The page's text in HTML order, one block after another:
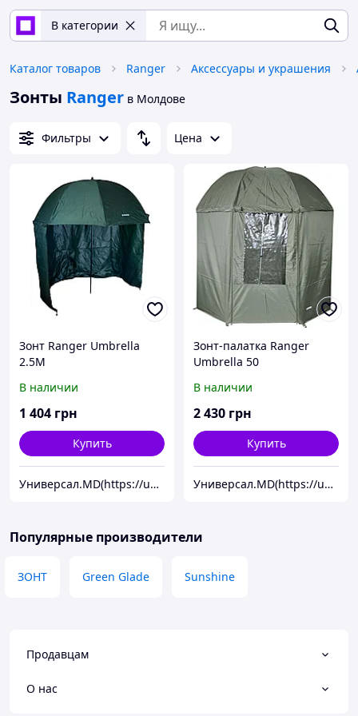
В категории
Каталог товаров Ranger Аксессуары и украшения
Зонты Ranger в Молдове
Фильтры Цена
Зонт Ranger Umbrella
2.5M
В наличии
1 404 грн
Купить
Универсал.MD(https://universal.prom.md/)
Зонт-палатка Ranger
Umbrella 50
В наличии
2 430 грн
Купить
Универсал.MD(https://universal.prom.md/)
Популярные производители
ЗОНТ Green Glade Sunshine
Продавцам
О нас